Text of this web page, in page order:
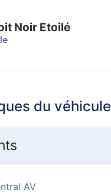
Noir Etoilé
du véhicule
AV